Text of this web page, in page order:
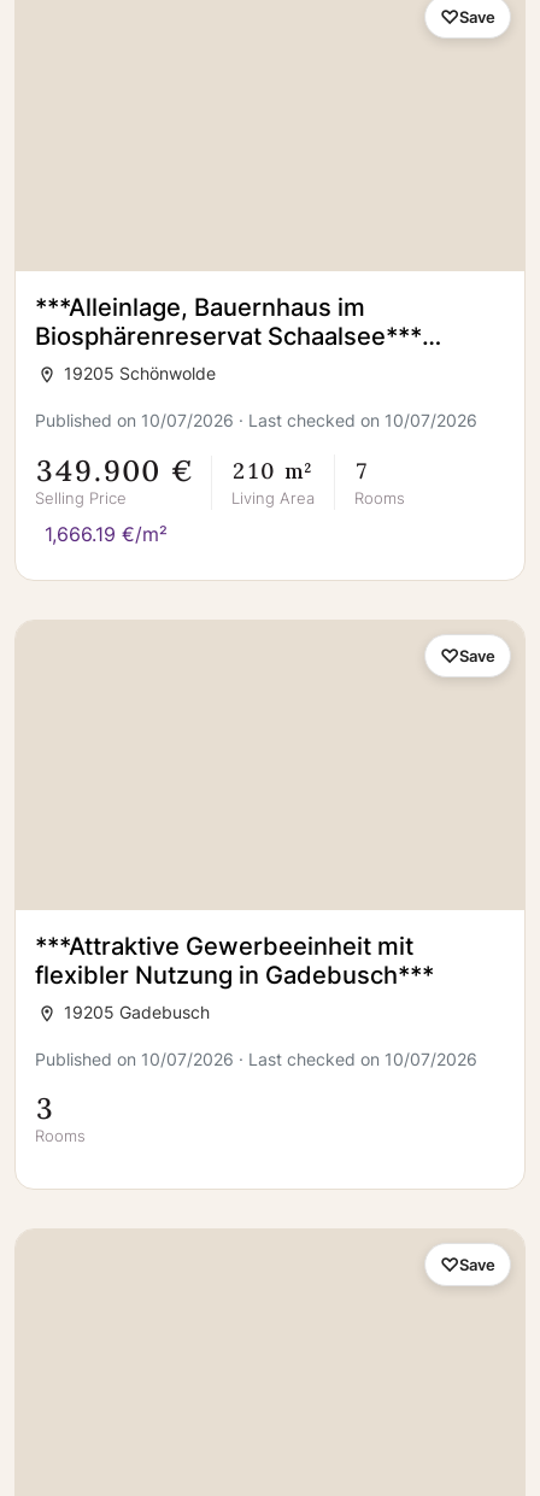
***Alleinlage, Bauernhaus im
Biosphärenreservat Schaalsee***
Denkmal
19205 Schönwolde
Published on 10/07/2026 · Last checked on 10/07/2026
349.900 €
Selling Price
210 m²
Living Area
7
Rooms
1,666.19 €/m²
Save
***Attraktive Gewerbeeinheit mit
flexibler Nutzung in Gadebusch***
19205 Gadebusch
Published on 10/07/2026 · Last checked on 10/07/2026
3
Rooms
Save
Save